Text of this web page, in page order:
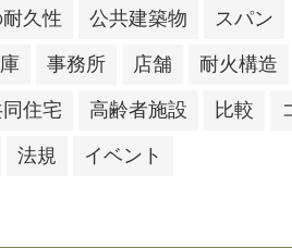
久性 公共建築物 スパン
事務所 店舗 耐火構造
住宅 高齢者施設 比較
法規 イベント